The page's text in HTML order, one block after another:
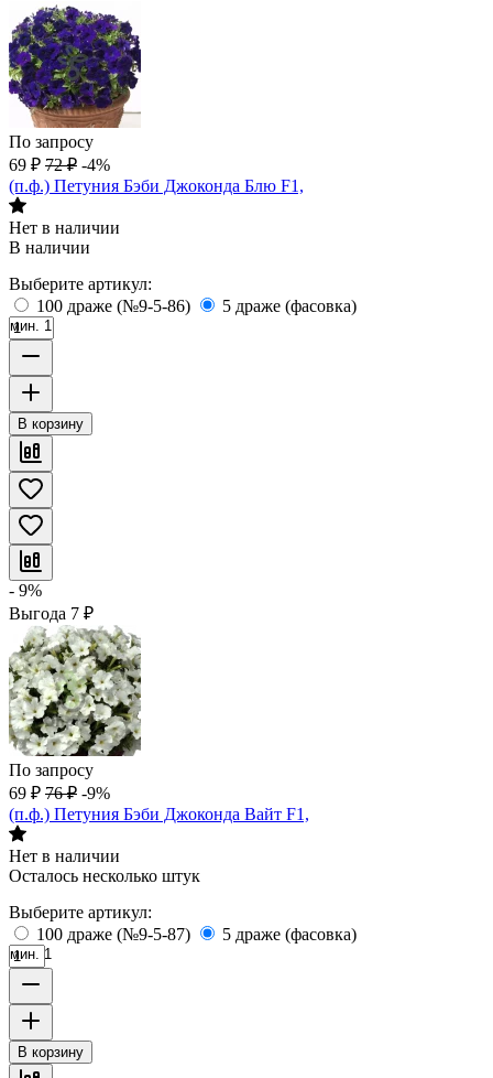
По запросу
69 ₽ 72 ₽ -4%
(п.ф.) Петуния Бэби Джоконда Блю F1,
Нет в наличии
В наличии
Выберите артикул:
100 драже (№9-5-86)
5 драже (фасовка)
мин. 1
В корзину
- 9%
Выгода 7 ₽
По запросу
69 ₽ 76 ₽ -9%
(п.ф.) Петуния Бэби Джоконда Вайт F1,
Нет в наличии
Осталось несколько штук
Выберите артикул:
100 драже (№9-5-87)
5 драже (фасовка)
мин. 1
В корзину